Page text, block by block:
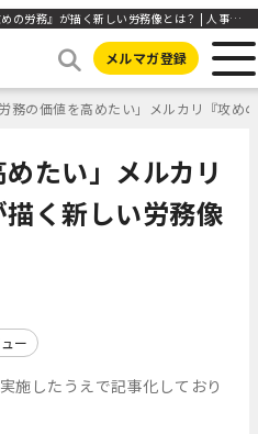
「労務の価値を高めたい」メルカリ『攻めの労務』が描く新しい労務像とは？ | 人事部から企業成長を応援するメディアHR NOTE
メルマガ登録
労務の価値を高めたい」メルカリ『攻め
めたい」メルカリ
描く新しい労務像
ー
施したうえで記事化しており